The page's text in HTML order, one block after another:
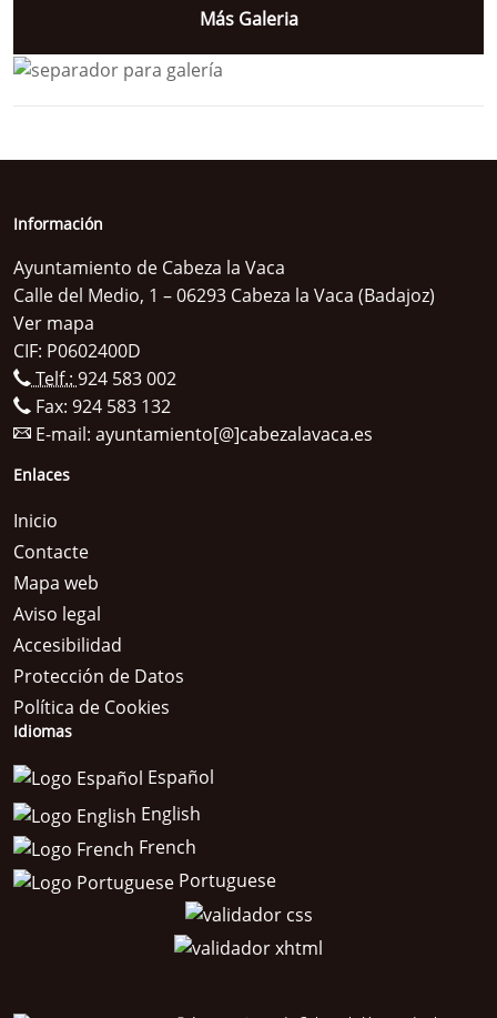
Más Galeria
Información
Ayuntamiento de Cabeza la Vaca
Calle del Medio, 1 – 06293 Cabeza la Vaca (Badajoz)
Ver mapa
CIF: P0602400D
Telf.:924 583 002
Fax: 924 583 132
E-mail: ayuntamiento[@]cabezalavaca.es
Enlaces
Inicio
Contacte
Mapa web
Aviso legal
Accesibilidad
Protección de Datos
Política de Cookies
Idiomas
Español
English
French
Portuguese